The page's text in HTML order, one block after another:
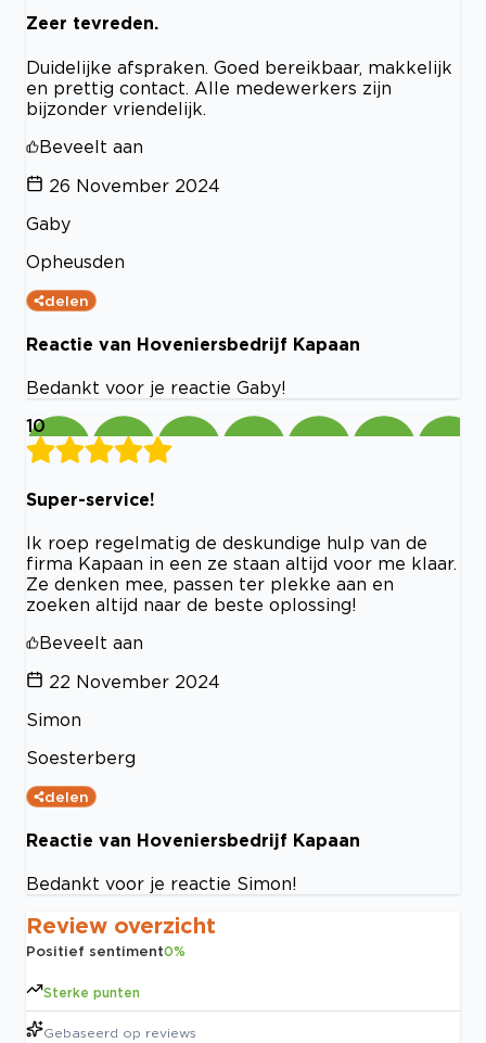
Zeer tevreden.
Duidelijke afspraken. Goed bereikbaar, makkelijk
en prettig contact. Alle medewerkers zijn
bijzonder vriendelijk.
Beveelt aan
26 November 2024
Gaby
Opheusden
delen
Reactie van Hoveniersbedrijf Kapaan
Bedankt voor je reactie Gaby!
10
Super-service!
Ik roep regelmatig de deskundige hulp van de
firma Kapaan in een ze staan altijd voor me klaar.
Ze denken mee, passen ter plekke aan en
zoeken altijd naar de beste oplossing!
Beveelt aan
22 November 2024
Simon
Soesterberg
delen
Reactie van Hoveniersbedrijf Kapaan
Bedankt voor je reactie Simon!
Review overzicht
Positief sentiment0%
Sterke punten
Gebaseerd op reviews